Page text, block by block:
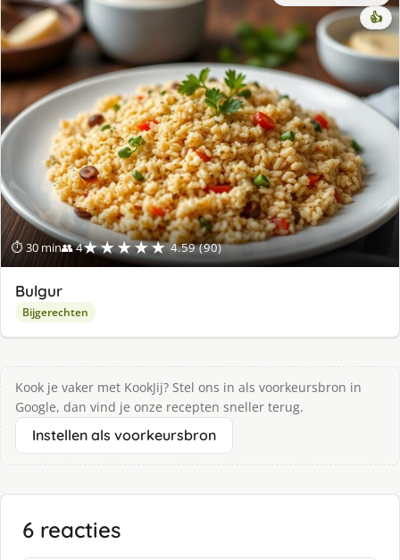
⏱ 30 min👥 4★★★★★ 4.59 (90)
👍
Bulgur
Bijgerechten
Kook je vaker met KookJij? Stel ons in als voorkeursbron in
Google, dan vind je onze recepten sneller terug.
Instellen als voorkeursbron
6 reacties